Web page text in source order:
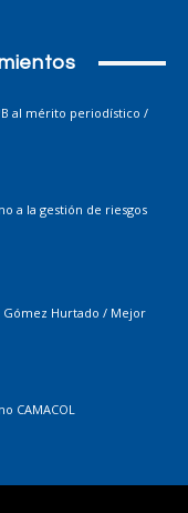
al mérito periodístico /
a la gestión de riesgos
Hurtado / Mejor
CAMACOL